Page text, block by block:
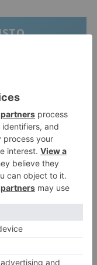
primer paso para
aislamiento con el
senda peatonal y
ciclista
de 80 años resulta
tras la colisión
y un camión
de Burgos celebra
de su patrón